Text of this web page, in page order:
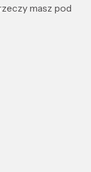
masz pod